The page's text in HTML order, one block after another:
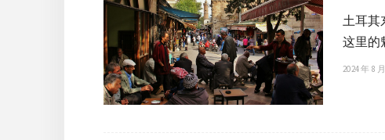
土耳其
这里
2024 年 8